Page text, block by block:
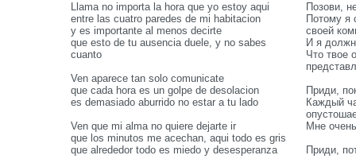
Llama no importa la hora que yo estoy aqui
entre las cuatro paredes de mi habitacion
y es importante al menos decirte
que esto de tu ausencia duele, y no sabes
cuanto
Ven aparece tan solo comunicate
que cada hora es un golpe de desolacion
es demasiado aburrido no estar a tu lado
Ven que mi alma no quiere dejarte ir
que los minutos me acechan, aqui todo es gris
que alrededor todo es miedo y desesperanza
Позови,
Потому я
своей
И я
Что твое
Приди,
Каждый
Мне
Приди,